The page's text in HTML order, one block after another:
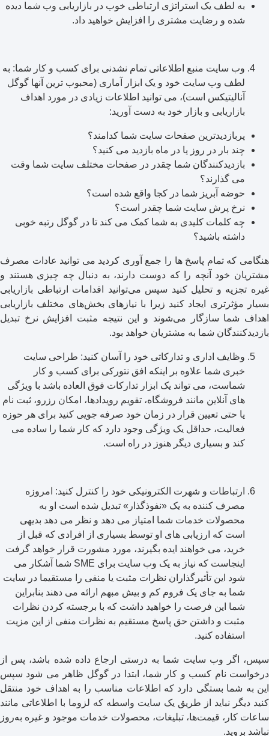
به لطف یک استراتژی ارتباطی خوب در بازاریابی وب شما دیده
شده و رضایت مشتری را افزایش خواهید داد.
وب سایت منبع اطلاعاتی تمام نشدنی برای کسب و کار شما: به
لطف وب سایت خود و یک ابزار آماری (محبوب ترین آنها گوگل
آنالیتیکس است)، می توانید اطلاعات زیادی در مورد اهداف
بازاریابی و بازار خود به دست آورید:
پربازدیدترین صفحات سایت شما کدامند؟
چند بار در روز یا در ماه بازدید می کنید؟
بازدیدکنندگان شما چقدر در صفحات مختلف سایت شما وقت
می گذارند؟
حوضه آبریز شما در کجا واقع شده است؟
نرخ پرش سایت شما چقدر است؟
چه کلمات کلیدی به شما کمک می کند تا در گوگل رتبه خوبی
داشته باشید؟
هنگامی که تمام پاسخ ها را جمع آوری کردید می توانید عادات مصرف
مشتریان خود آنچه را که دوست دارند، به دنبال چه چیزی هستند و
غیره تجزیه و تحلیل کنید سپس می‌توانید اقدامات ارتباطی بازاریابی
بسیار مؤثرتری ایجاد کنید زیرا با نیازهای بخش‌های مختلف بازاریابی
اهداف شما سازگار می‌شوند و این نتیجه مثبت افزایش نرخ تبدیل
بازدیدکنندگان شما به مشتریان خواهد بود.
وظایف اداری و تدارکاتی خود را آسان کنید: طراحی سایت
خبری شما علاوه بر اینکه افق نتورکی برای کسب و کار
شماست، می تواند یک ابزار تدارکات فوق العاده باشد با ویژگی
های آنلاین مانند فروشگاه، تقویم رویدادها، امکان رزرو، ثبت نام
یا حتی تعیین قرار در زمان خود صرفه جویی کنید برای هر حوزه
فعالیت، حداقل یک ویژگی وجود دارد که کار شما را ساده می
کند و بسیاری دیگر هنوز در راه است.
ارتباطات و شهرت الکترونیکی خود را کنترل کنید: امروزه
مصرف کننده به یک «نفوذگذار» تبدیل شده است او به
محصولات خدمات شما امتیاز می دهد و نظر می دهد بدیهی
است که ارزیابی های او توسط بسیاری از افرادی که قبل از
خرید، می خواهند ایده بگیرند، مورد مشورت قرار خواهد گرفت
اینجاست که نیاز به یک وب سایت برای SME شما آشکار می
شود این تأثیرگذاران نظرات مثبت یا منفی را مستقیما در سایت
شما به جای یک فروم کم و بیش مبهم ارائه می دهند بنابراین
شما این فرصت را خواهید داشت که با برجسته کردن نظرات
مثبت و داشتن حق پاسخ مستقیم به نظرات منفی از این مزیت
استفاده کنید.
سپس، اگر وب سایت شما به درستی ارجاع داده شده باشد، پس از
درخواست نام کسب و کار شما، ابتدا در گوگل ظاهر می شود سپس
این به شما بستگی دارد که اطلاعات مناسب را به اهداف خود منتقل
کنید دیگر نباید از طریق یک سایت واسطه که لزوما با اطلاعاتی مانند
ساعات کار، قیمت‌ها، تبلیغات، محصولات خدمات موجود و غیره به‌روز
نباشد بروید.